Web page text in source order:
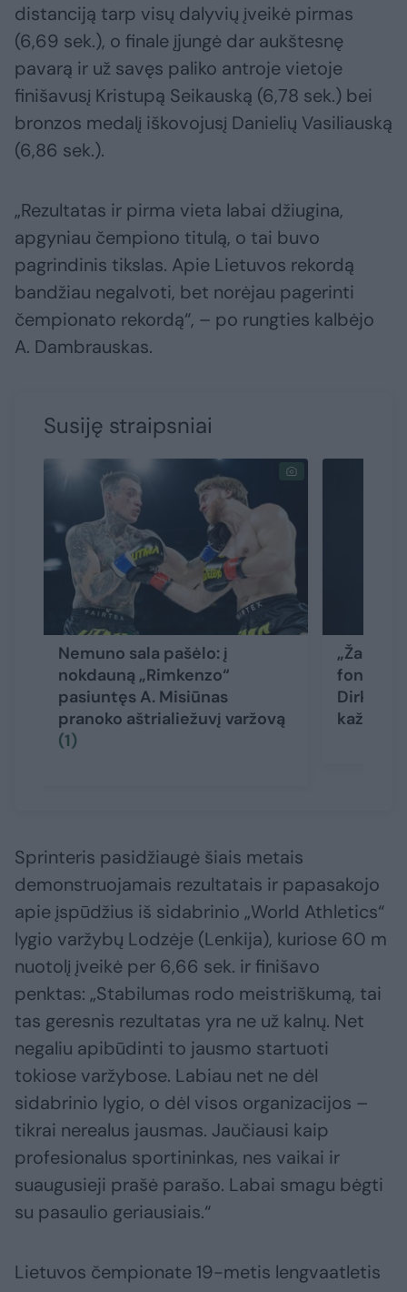
distanciją tarp visų dalyvių įveikė pirmas
(6,69 sek.), o finale įjungė dar aukštesnę
pavarą ir už savęs paliko antroje vietoje
finišavusį Kristupą Seikauską (6,78 sek.) bei
bronzos medalį iškovojusį Danielių Vasiliauską
(6,86 sek.).
„Rezultatas ir pirma vieta labai džiugina,
apgyniau čempiono titulą, o tai buvo
pagrindinis tikslas. Apie Lietuvos rekordą
bandžiau negalvoti, bet norėjau pagerinti
čempionato rekordą“, – po rungties kalbėjo
A. Dambrauskas.
Susiję straipsniai
Nemuno sala pašėlo: į
nokdauną „Rimkenzo“
pasiuntęs A. Misiūnas
pranoko aštrialiežuvį varžovą
(1)
fone –
Dirksčio
kažką
Sprinteris pasidžiaugė šiais metais
demonstruojamais rezultatais ir papasakojo
apie įspūdžius iš sidabrinio „World Athletics“
lygio varžybų Lodzėje (Lenkija), kuriose 60 m
nuotolį įveikė per 6,66 sek. ir finišavo
penktas: „Stabilumas rodo meistriškumą, tai
tas geresnis rezultatas yra ne už kalnų. Net
negaliu apibūdinti to jausmo startuoti
tokiose varžybose. Labiau net ne dėl
sidabrinio lygio, o dėl visos organizacijos –
tikrai nerealus jausmas. Jaučiausi kaip
profesionalus sportininkas, nes vaikai ir
suaugusieji prašė parašo. Labai smagu bėgti
su pasaulio geriausiais.“
Lietuvos čempionate 19-metis lengvaatletis